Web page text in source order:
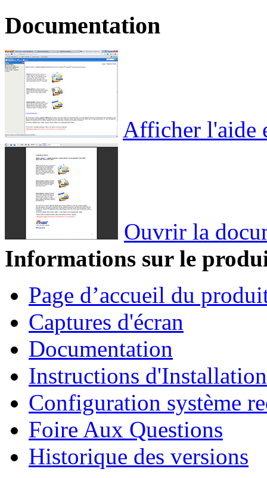
Documentation
Afficher l'aide
Ouvrir la
Informations sur le
Page d’accueil du
Captures d'écran
Documentation
Instructions d'Installation
Configuration système
Foire Aux Questions
Historique des versions